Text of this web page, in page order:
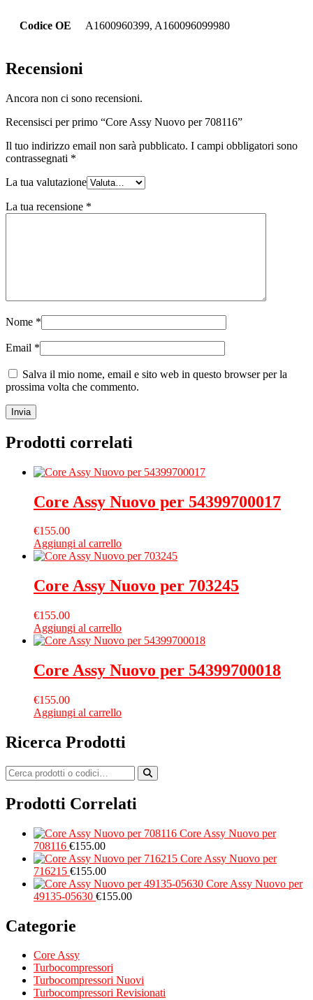
Codice OE A1600960399, A160096099980
Recensioni
Ancora non ci sono recensioni.
Recensisci per primo “Core Assy Nuovo per 708116”
Il tuo indirizzo email non sarà pubblicato. I campi obbligatori sono
contrassegnati *
La tua valutazione
La tua recensione *
Nome *
Email *
Salva il mio nome, email e sito web in questo browser per la
prossima volta che commento.
Prodotti correlati
Core Assy Nuovo per 54399700017
€155.00
Aggiungi al carrello
Core Assy Nuovo per 703245
€155.00
Aggiungi al carrello
Core Assy Nuovo per 54399700018
€155.00
Aggiungi al carrello
Ricerca Prodotti
Prodotti Correlati
Core Assy Nuovo per
708116 €155.00
Core Assy Nuovo per
716215 €155.00
Core Assy Nuovo per
49135-05630 €155.00
Categorie
Core Assy
Turbocompressori
Turbocompressori Nuovi
Turbocompressori Revisionati